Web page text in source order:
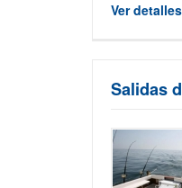
Ver detalles
Salidas